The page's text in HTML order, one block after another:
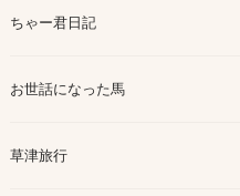
ちゃー君日記
お世話になった馬
草津旅行